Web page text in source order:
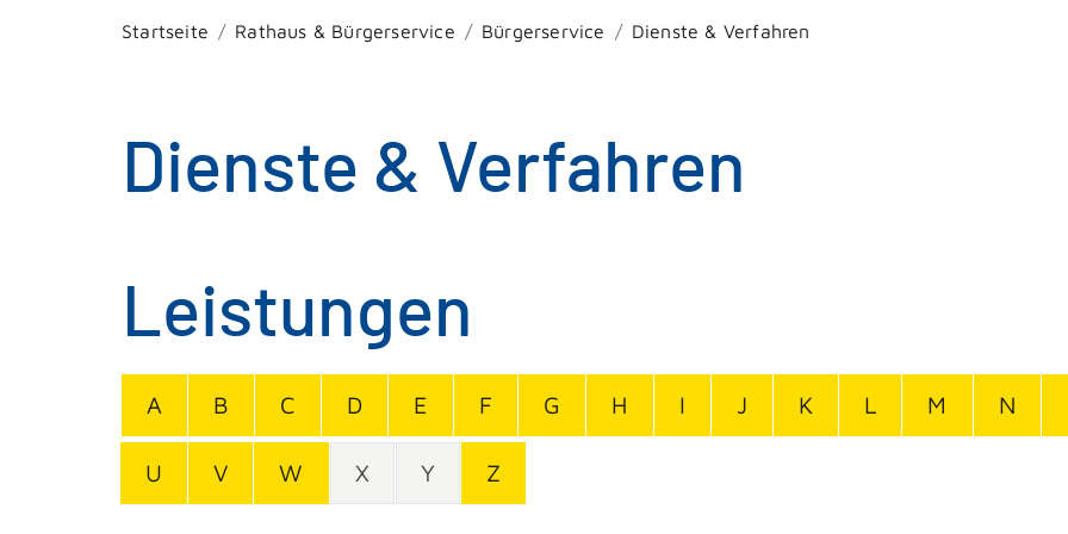
Startseite Rathaus & Bürgerservice Bürgerservice Dienste & Verfahren
Dienste & Verfahren
Leistungen
A B C D E F G H I J K L M N
U V W X Y Z